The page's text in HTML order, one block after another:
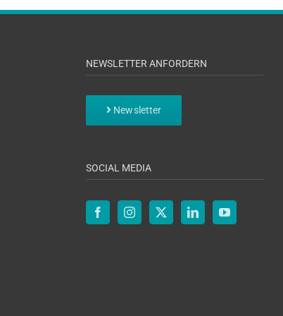
NEWSLETTER ANFORDERN
Newsletter
SOCIAL MEDIA